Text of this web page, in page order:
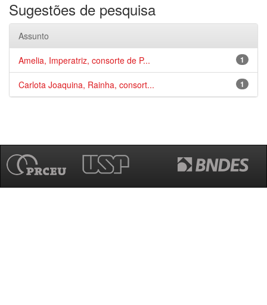
Sugestões de pesquisa
Assunto
1
Amelia, Imperatriz, consorte de P...
1
Carlota Joaquina, Rainha, consort...